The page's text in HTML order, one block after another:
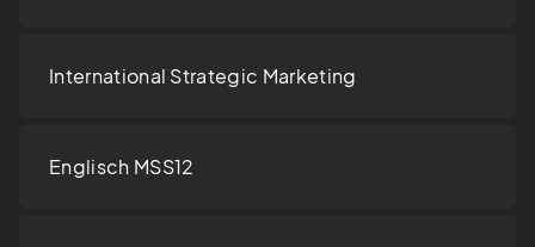
International Strategic Marketing
Englisch MSS12